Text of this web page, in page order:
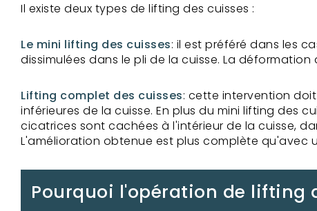
Il existe deux types de lifting des cuisses :
Le mini lifting des cuisses: il est préféré dans les
dissimulées dans le pli de la cuisse. La
Lifting complet des cuisses: cette intervention
inférieures de la cuisse. En plus du mini lifting des
cicatrices sont cachées à l'intérieur de la cuisse,
L'amélioration obtenue est plus complète qu'avec
Pourquoi l'opération de lifting